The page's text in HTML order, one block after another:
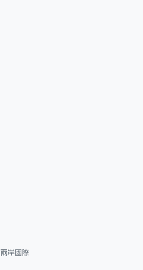
兩岸國際